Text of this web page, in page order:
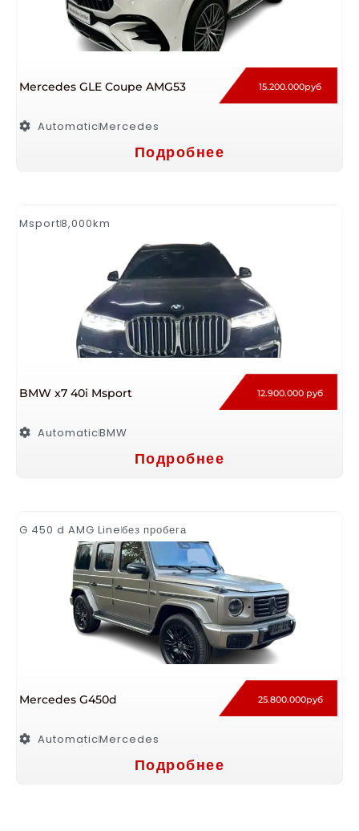
Mercedes GLE Coupe AMG53 15.200.000руб
AutomaticMercedes
Подробнее
Msport8,000km
BMW x7 40i Msport 12.900.000 руб
AutomaticBMW
Подробнее
G 450 d AMG Lineбез пробега
Mercedes G450d 25.800.000руб
AutomaticMercedes
Подробнее